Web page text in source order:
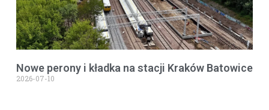
Nowe perony i kładka na stacji Kraków Batowice
2026-07-10